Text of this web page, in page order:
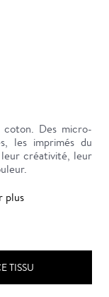
coton. Des micro-
les imprimés du
créativité, leur
plus
TISSU